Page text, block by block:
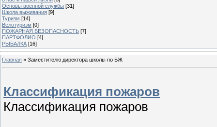
Основы военной службы [31]
Школа выживания [9]
Туризм [14]
Велотуризм [0]
ПОЖАРНАЯ БЕЗОПАСНОСТЬ [7]
ПАРТФОЛИО [4]
РЫБАЛКА [16]
Главная » Заместителю директора школы по БЖ
Классификация пожаров
Классификация пожаров